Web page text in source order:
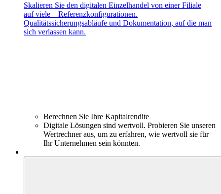
Skalieren Sie den digitalen Einzelhandel von einer Filiale
auf viele – Referenzkonfigurationen.
Qualitätssicherungsabläufe und Dokumentation, auf die man
sich verlassen kann.
Berechnen Sie Ihre Kapitalrendite
Digitale Lösungen sind wertvoll. Probieren Sie unseren
Wertrechner aus, um zu erfahren, wie wertvoll sie für
Ihr Unternehmen sein könnten.